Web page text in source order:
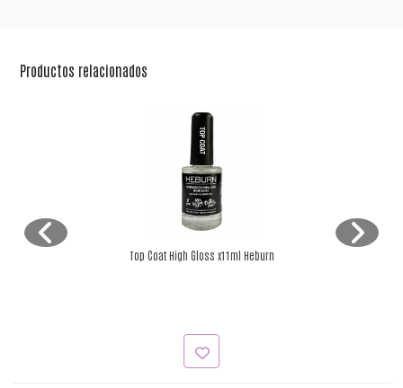
Productos relacionados
Top Coat High Gloss x11ml Heburn